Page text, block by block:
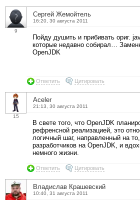
9
Сергей Жемойтель
16:20, 30 августа 2011
Пойду душить и прибивать ориг.
которые недавно собирал…
OpenJDK
Ответить Цитировать
15
Aceler
21:13, 30 августа 2011
В свете того, что OpenJDK
рефренсной реализацией, это
логичный шаг, направленный на
разработчиков на OpenJDK, и
немного жизни.
Ответить Цитировать
Владислав Крашевский
10:40, 31 августа 2011